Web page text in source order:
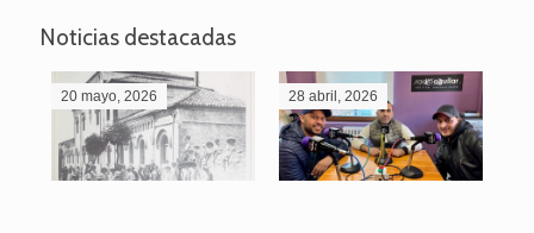
Noticias destacadas
20 mayo, 2026 28 abril, 2026